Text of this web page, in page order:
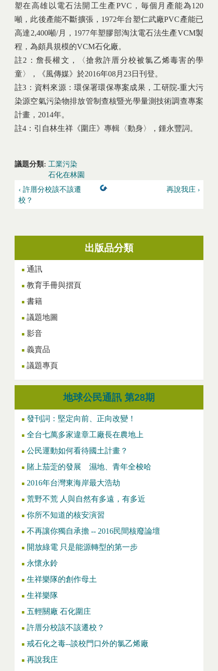
塑在高雄以電石法開工生產PVC，毎個月產能為120
噸，此後產能不斷擴張，1972年台塑仁武廠PVC產能已
高達2,400噸/月，1977年塑膠部淘汰電石法生產VCM製
程，為頗具規模的VCM石化廠。
註2：詹長權文，〈搶救許厝分校被氯乙烯毒害的學
童〉，《風傳媒》於2016年08月23日刊登。
註3：資料來源：環保署環保專案成果，工研院-重大污
染源空氣污染物排放管制查核暨光學量測技術調查專案
計畫，2014年。
註4：引自林生祥《圍庄》專輯〈動身〉，鍾永豐詞。
議題分類: 工業污染
石化在林園
‹ 許厝分校該不該遷
校？
再說我庄 ›
出版品分類
通訊
教育手冊與摺頁
書籍
議題地圖
影音
義賣品
議題專頁
地球公民通訊 第28期
發刊詞：堅定向前、正向改變！
全台七萬多家違章工廠長在農地上
公民運動如何看待國土計畫？
賭上茄萣的發展 濕地、青年全梭哈
2016年台灣東海岸最大浩劫
荒野不荒 人與自然有多遠，有多近
你所不知道的核安演習
不再讓你獨自承擔 -- 2016民間核廢論壇
開放綠電 只是能源轉型的第一步
永懷永鈴
生祥樂隊的創作母土
生祥樂隊
五輕關廠 石化圍庄
許厝分校該不該遷校？
戒石化之毒--談校門口外的氯乙烯廠
再說我庄